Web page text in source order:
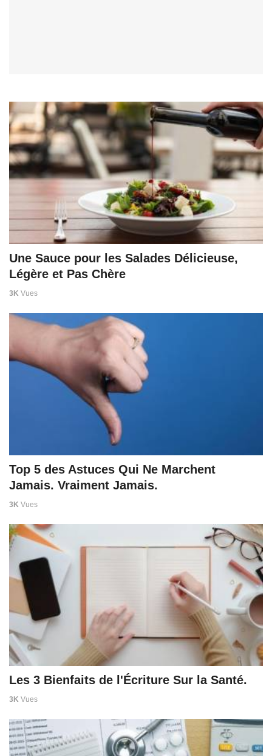
Une Sauce pour les Salades Délicieuse,
Légère et Pas Chère
3K Vues
Top 5 des Astuces Qui Ne Marchent
Jamais. Vraiment Jamais.
3K Vues
Les 3 Bienfaits de l'Écriture Sur la Santé.
3K Vues